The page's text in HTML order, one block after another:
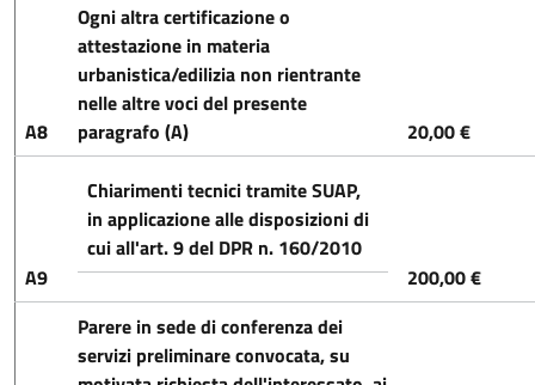
A8
Ogni altra certificazione o
attestazione in materia
urbanistica/edilizia non rientrante
nelle altre voci del presente
paragrafo (A)
20,00 €
A9
Chiarimenti tecnici tramiteSUAP,
in applicazione alle disposizioni di
cui all'art. 9 del DPR n. 160/2010
200,00 €
Parere in sede di conferenza dei
servizi preliminare convocata, su